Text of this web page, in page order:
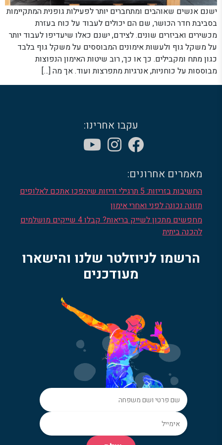
ישנם אנשים שאוהבים ומתחברים יותר לפעילות גופנית המתקיימות
בסביבת חדר הכושר, שם הם יכולים לעבוד על כוח בעזרת
מכשירים ואביזרים שונים. לצידם, ישנם כאלו שיעדיפו לעבוד יותר
על משקל גוף ולעשות אימונים המבוססים על משקל גוף בלבד
כגון מתח ומקבילים. כך או כך, רוב שיטות האימון הנפוצות
מבוססות על כוחניות, אנרגיות מתפרצות ועוד. אך מה […]
עקבו אחרינו:
מאמרים אחרונים:
החשיבות בזריזות: 5 תרגילי זריזות שיהפכו אתכם לאלופים
תזונה נכונה לפני ואחרי אימון
מחפשים מתכון לשייק בריאות? קבלו 4 שייקים מושלמים
להכנה ביתית
הרשמו לניוזלטר שלנו והישארו
מעודכנים